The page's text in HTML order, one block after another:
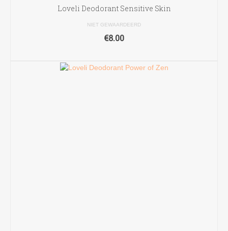
Loveli Deodorant Sensitive Skin
NIET GEWAARDEERD
€8.00